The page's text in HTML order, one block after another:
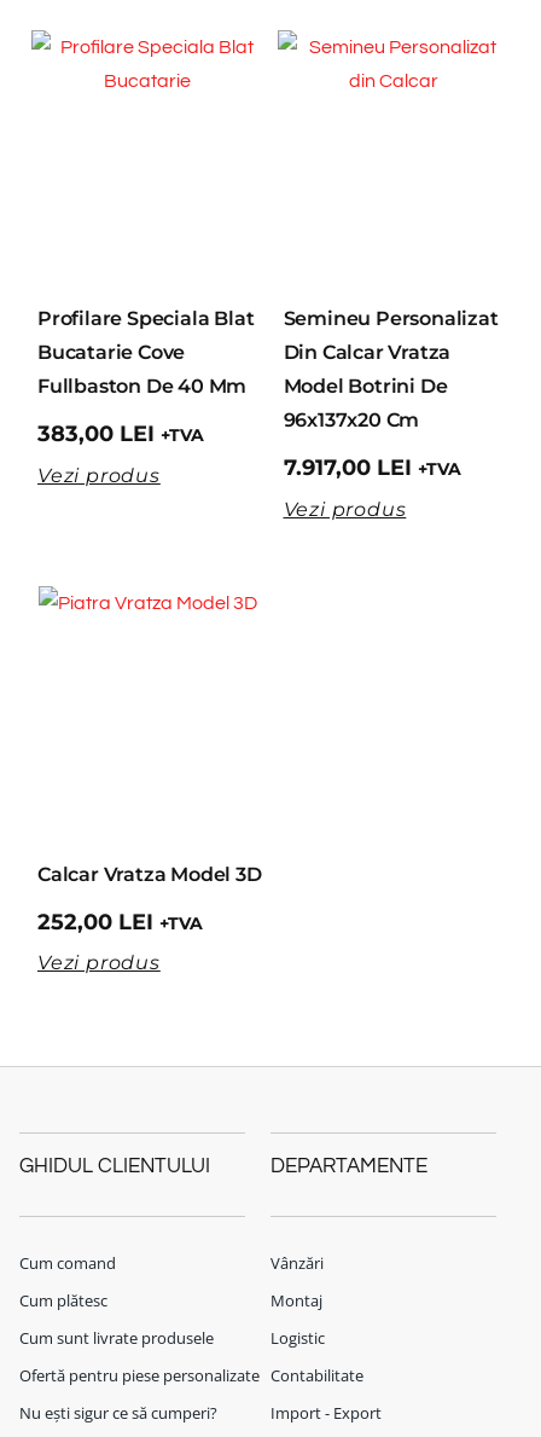
Profilare Speciala Blat
Bucatarie Cove
Fullbaston De 40 Mm
383,00 LEI +TVA
Vezi produs
Semineu Personalizat
Din Calcar Vratza
Model Botrini De
96x137x20 Cm
7.917,00 LEI +TVA
Vezi produs
Calcar Vratza Model 3D
252,00 LEI +TVA
Vezi produs
GHIDUL CLIENTULUI
Cum comand
Cum plătesc
Cum sunt livrate produsele
Ofertă pentru piese personalizate
Nu ești sigur ce să cumperi?
DEPARTAMENTE
Vânzări
Montaj
Logistic
Contabilitate
Import - Export